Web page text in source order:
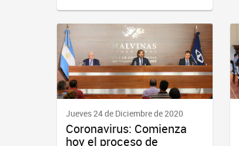
Jueves 24 de Diciembre de 2020
Coronavirus: Comienza
hoy el proceso de